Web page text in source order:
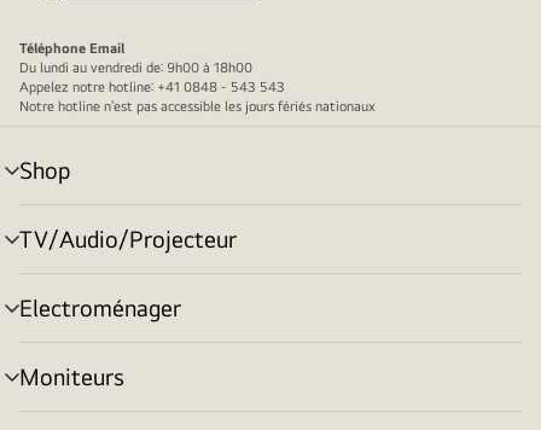
Téléphone Email
Du lundi au vendredi de: 9h00 à 18h00
Appelez notre hotline: +41 0848 - 543 543
Notre hotline n’est pas accessible les jours fériés nationaux
Shop
menu
déroulant
TV/Audio/Projecteur
menu
déroulant
Electroménager
menu
déroulant
Moniteurs
menu
déroulant